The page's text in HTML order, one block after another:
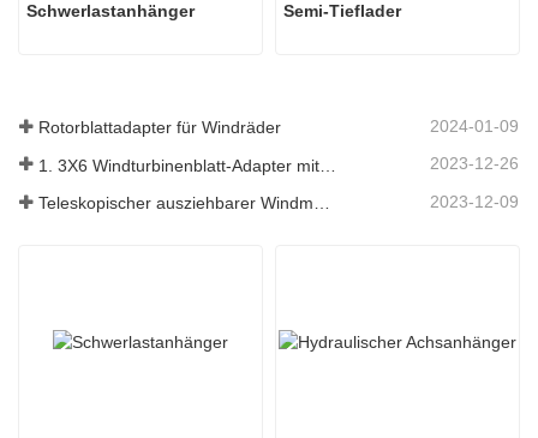
Schwerlastanhänger Semi-Tieflader
Rotorblattadapter für Windräder 2024-01-09
2023-12-26
2023-12-09